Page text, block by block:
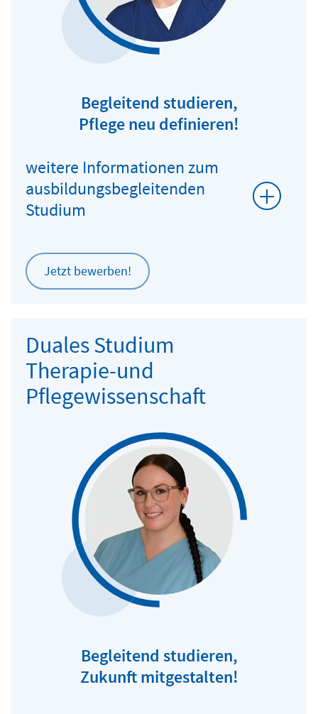
Begleitend studieren,
Pflege neu definieren!
weitere Informationen zum
ausbildungsbegleitenden
Studium
Jetzt bewerben!
Duales Studium
Therapie-und
Pflegewissenschaft
Begleitend studieren,
Zukunft mitgestalten!